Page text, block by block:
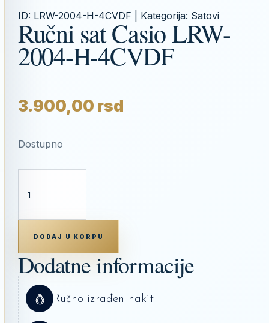
ID: LRW-2004-H-4CVDF | Kategorija: Satovi
Ručni sat Casio LRW-
2004-H-4CVDF
3.900,00 rsd
Dostupno
CASIO
LRW-
DODAJ U KORPU
Dodatne informacije
Ručno izrađen nakit